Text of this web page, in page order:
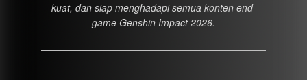
kuat, dan siap menghadapi semua konten end-
game Genshin Impact 2026.